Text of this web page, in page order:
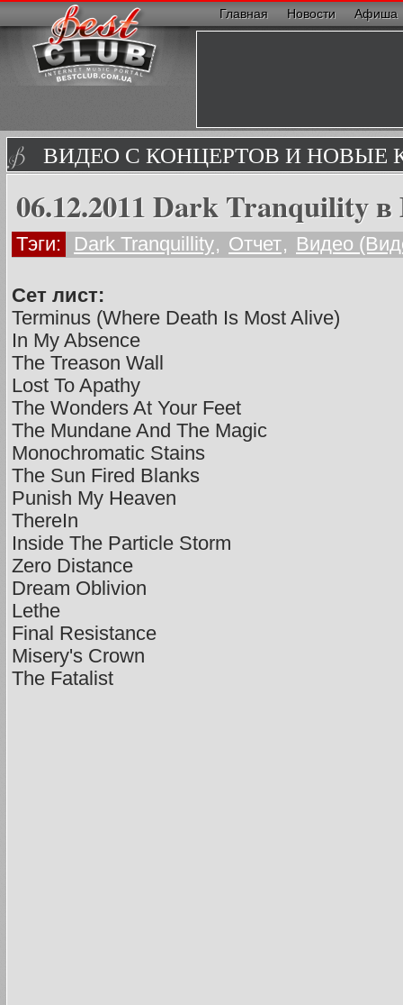
Главная Новости Афиша
ВИДЕО С КОНЦЕРТОВ И НОВЫЕ
06.12.2011 Dark Tranquility
Тэги: Dark Tranquillity, Отчет, Видео
Сет лист:
Terminus (Where Death Is Most Alive)
In My Absence
The Treason Wall
Lost To Apathy
The Wonders At Your Feet
The Mundane And The Magic
Monochromatic Stains
The Sun Fired Blanks
Punish My Heaven
ThereIn
Inside The Particle Storm
Zero Distance
Dream Oblivion
Lethe
Final Resistance
Misery's Crown
The Fatalist